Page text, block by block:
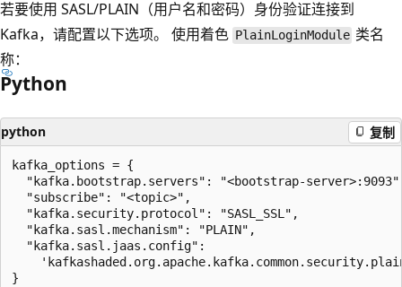
若要使用 SASL/PLAIN（用户名和密码）身份验证连接到
Kafka，请配置以下选项。 使用着色 PlainLoginModule 类名
称：
Python
python 复制
kafka_options = {
"kafka.bootstrap.servers": "<bootstrap-
  "subscribe": "<topic>",
  "kafka.security.protocol": "SASL_SSL",
  "kafka.sasl.mechanism": "PLAIN",
  "kafka.sasl.jaas.config":
}